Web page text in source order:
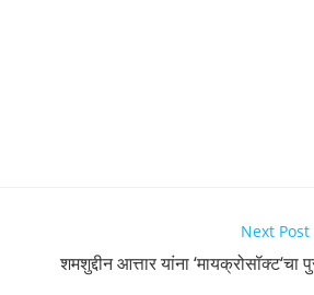
Next Post
शमशुद्दीन आत्तार यांना ‘मायक्रोसॉक्ट‘चा